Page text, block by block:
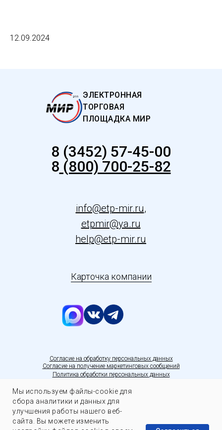
12.09.2024
Мы используем файлы-cookie для
сбора аналитики и данных для
улучшения работы нашего веб-
сайта. Вы можете изменить
Карточка компании
ЭЛЕКТРОННАЯ
ТОРГОВАЯ
ПЛОЩАДКА МИР
Задать вопрос
8 (3452) 57-45-00
8 (800) 700-25-82
info@etp-mir.ru,
etpmir@ya.ru
help@etp-mir.ru
Согласие на обработку персональных данных
Согласие на получение маркетинговых сообщений
Политика обработки персональных данных